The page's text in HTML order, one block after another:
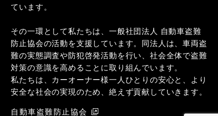
ています。
その一環として私たちは、一般社団法人 自動車盗難
防止協会の活動を支援しています。同法人は、車両盗
難の実態調査や防犯啓発活動を行い、社会全体で盗難
対策の意識を高めることに取り組んでいます。
私たちは、カーオーナー様一人ひとりの安心と、より
安全な社会の実現のため、絶えず貢献していきます。
自動車盗難防止協会